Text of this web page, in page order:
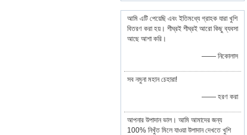
আমি এটি পেয়েছি এবং ইতিমধ্যে গ্রাহক যারা খুশি
বিতরণ করা হয়। শীঘ্রই শীঘ্রই আরো কিছু ব্যবসা
আছে আশা করি।
—— নিকোলাস
সব নমুনা মহান চেহারা!
—— হরণ করা
আপনার উপাদান ভাল। আমি আমাদের জন্য
100% নিখুঁত মিলে যাওয়া উপাদান দেখতে খুশি